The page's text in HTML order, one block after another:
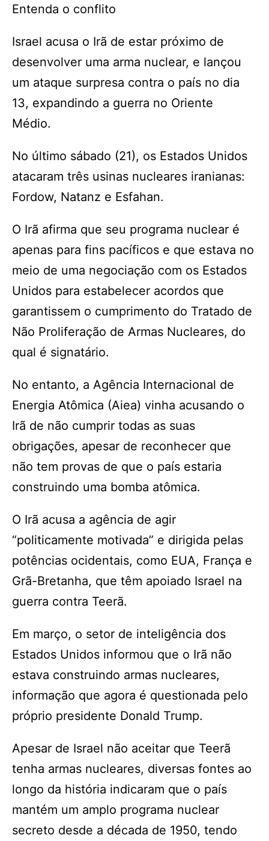
Entenda o conflito
Israel acusa o Irã de estar próximo de
desenvolver uma arma nuclear, e lançou
um ataque surpresa contra o país no dia
13, expandindo a guerra no Oriente
Médio.
No último sábado (21), os Estados Unidos
atacaram três usinas nucleares iranianas:
Fordow, Natanz e Esfahan.
O Irã afirma que seu programa nuclear é
apenas para fins pacíficos e que estava no
meio de uma negociação com os Estados
Unidos para estabelecer acordos que
garantissem o cumprimento do Tratado de
Não Proliferação de Armas Nucleares, do
qual é signatário.
No entanto, a Agência Internacional de
Energia Atômica (Aiea) vinha acusando o
Irã de não cumprir todas as suas
obrigações, apesar de reconhecer que
não tem provas de que o país estaria
construindo uma bomba atômica.
O Irã acusa a agência de agir
“politicamente motivada” e dirigida pelas
potências ocidentais, como EUA, França e
Grã-Bretanha, que têm apoiado Israel na
guerra contra Teerã.
Em março, o setor de inteligência dos
Estados Unidos informou que o Irã não
estava construindo armas nucleares,
informação que agora é questionada pelo
próprio presidente Donald Trump.
Apesar de Israel não aceitar que Teerã
tenha armas nucleares, diversas fontes ao
longo da história indicaram que o país
mantém um amplo programa nuclear
secreto desde a década de 1950, tendo